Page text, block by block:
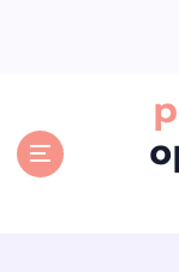
poradniaort